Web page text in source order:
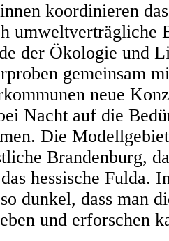
koordinieren
umweltverträgliche
der Ökologie und
gemeinsam
neue
Nacht auf die
Die
Brandenburg,
hessische Fulda.
dunkel, dass man
und erforschen